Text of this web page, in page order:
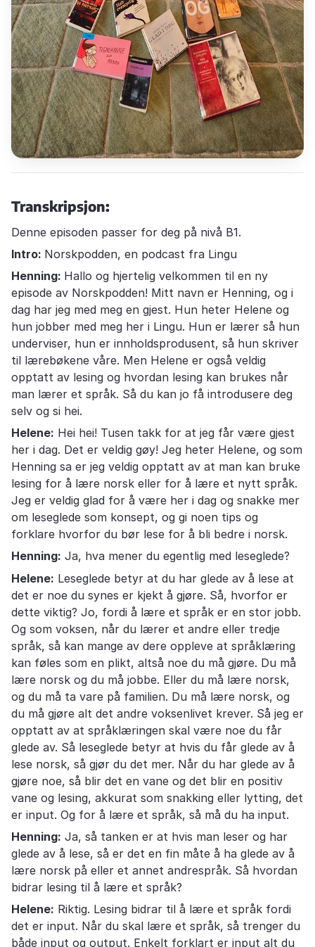
Transkripsjon:
Denne episoden passer for deg på nivå B1.
Intro: Norskpodden, en podcast fra Lingu
Henning: Hallo og hjertelig velkommen til en ny
episode av Norskpodden! Mitt navn er Henning, og i
dag har jeg med meg en gjest. Hun heter Helene og
hun jobber med meg her i Lingu. Hun er lærer så hun
underviser, hun er innholdsprodusent, så hun skriver
til lærebøkene våre. Men Helene er også veldig
opptatt av lesing og hvordan lesing kan brukes når
man lærer et språk. Så du kan jo få introdusere deg
selv og si hei.
Helene: Hei hei! Tusen takk for at jeg får være gjest
her i dag. Det er veldig gøy! Jeg heter Helene, og som
Henning sa er jeg veldig opptatt av at man kan bruke
lesing for å lære norsk eller for å lære et nytt språk.
Jeg er veldig glad for å være her i dag og snakke mer
om leseglede som konsept, og gi noen tips og
forklare hvorfor du bør lese for å bli bedre i norsk.
Henning: Ja, hva mener du egentlig med leseglede?
Helene: Leseglede betyr at du har glede av å lese at
det er noe du synes er kjekt å gjøre. Så, hvorfor er
dette viktig? Jo, fordi å lære et språk er en stor jobb.
Og som voksen, når du lærer et andre eller tredje
språk, så kan mange av dere oppleve at språklæring
kan føles som en plikt, altså noe du må gjøre. Du må
lære norsk og du må jobbe. Eller du må lære norsk,
og du må ta vare på familien. Du må lære norsk, og
du må gjøre alt det andre voksenlivet krever. Så jeg er
opptatt av at språklæringen skal være noe du får
glede av. Så leseglede betyr at hvis du får glede av å
lese norsk, så gjør du det mer. Når du har glede av å
gjøre noe, så blir det en vane og det blir en positiv
vane og lesing, akkurat som snakking eller lytting, det
er input. Og for å lære et språk, så må du ha input.
Henning: Ja, så tanken er at hvis man leser og har
glede av å lese, så er det en fin måte å ha glede av å
lære norsk på eller et annet andrespråk. Så hvordan
bidrar lesing til å lære et språk?
Helene: Riktig. Lesing bidrar til å lære et språk fordi
det er input. Når du skal lære et språk, så trenger du
både input og output. Enkelt forklart er input alt du